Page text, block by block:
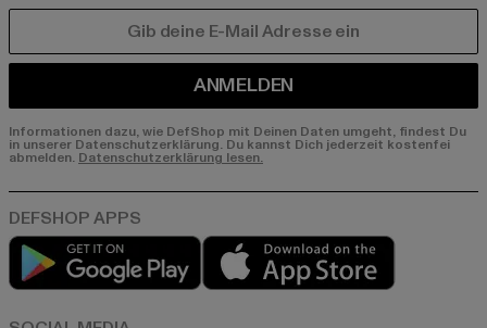
ANMELDEN
Informationen dazu, wie DefShop mit Deinen Daten umgeht, findest Du
in unserer Datenschutzerklärung. Du kannst Dich jederzeit kostenfei
abmelden. Datenschutzerklärung lesen.
Play market